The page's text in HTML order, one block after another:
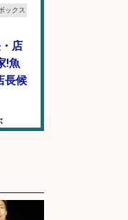
ックス
店
!魚
長候
必